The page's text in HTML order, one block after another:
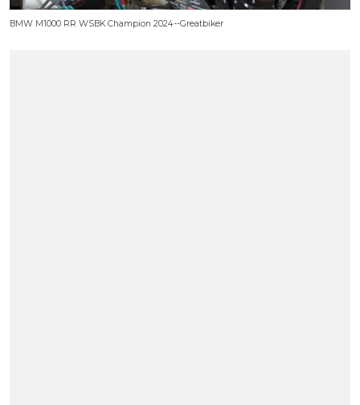
BMW M1000 RR WSBK Champion 2024--Greatbiker